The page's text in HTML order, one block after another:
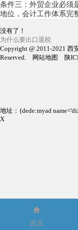
条件三：外贸企业必须
地位，会计工作体系完
没有了！
为什么要出口退税
Copyright @ 2011-2021 西
Reserved. 网站地图 陕

首页
地址：{dede:myad
X